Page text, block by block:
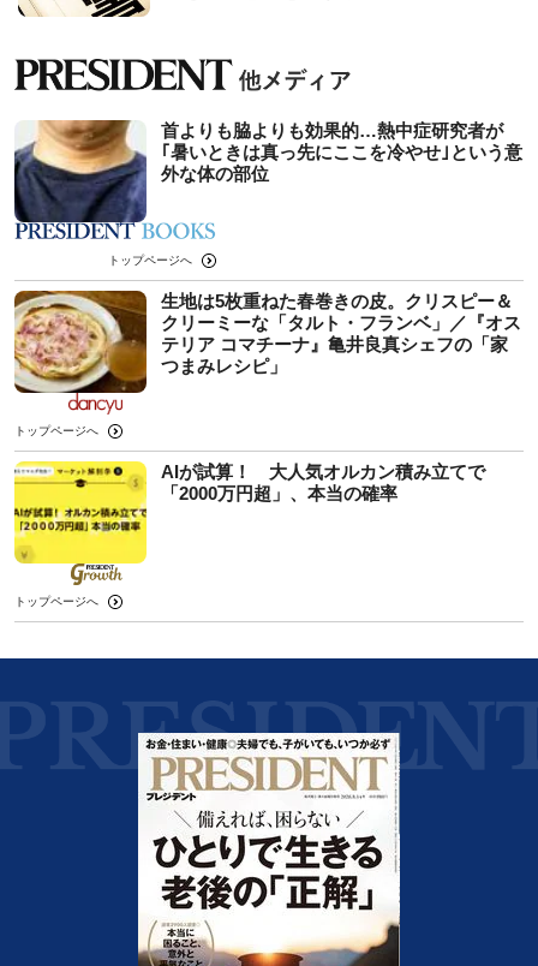
首よりも脇よりも効果的…熱中症研究者が
｢暑いときは真っ先にここを冷やせ｣という意
外な体の部位
トップページへ
生地は5枚重ねた春巻きの皮。クリスピー＆
クリーミーな「タルト・フランベ」／『オス
テリア コマチーナ』亀井良真シェフの「家
つまみレシピ」
トップページへ
AIが試算！ 大人気オルカン積み立てで
「2000万円超」、本当の確率
トップページへ